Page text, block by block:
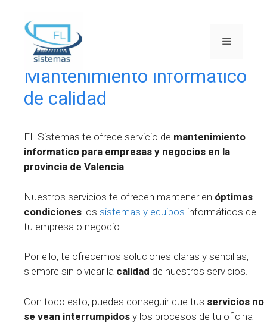
contenido
Menú
Mantenimiento informatico
de calidad
FL Sistemas te ofrece servicio de mantenimiento
informatico para empresas y negocios en la
provincia de Valencia.
Nuestros servicios te ofrecen mantener en óptimas
condiciones los sistemas y equipos informáticos de
tu empresa o negocio.
Por ello, te ofrecemos soluciones claras y sencillas,
siempre sin olvidar la calidad de nuestros servicios.
Con todo esto, puedes conseguir que tus servicios no
se vean interrumpidos y los procesos de tu oficina